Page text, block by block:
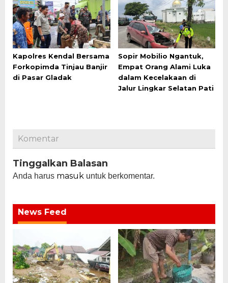
Kapolres Kendal Bersama
Forkopimda Tinjau Banjir
di Pasar Gladak
Sopir Mobilio Ngantuk,
Empat Orang Alami Luka
dalam Kecelakaan di
Jalur Lingkar Selatan Pati
Komentar
Tinggalkan Balasan
Anda harus masuk untuk berkomentar.
News Feed